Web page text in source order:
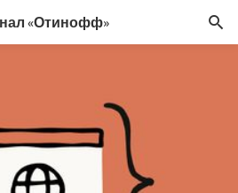
«Отинофф»